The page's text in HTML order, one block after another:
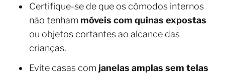
Certifique-se de que os cômodos internos
não tenham móveis com quinas expostas
ou objetos cortantes ao alcance das
crianças.
Evite casas com janelas amplas sem telas